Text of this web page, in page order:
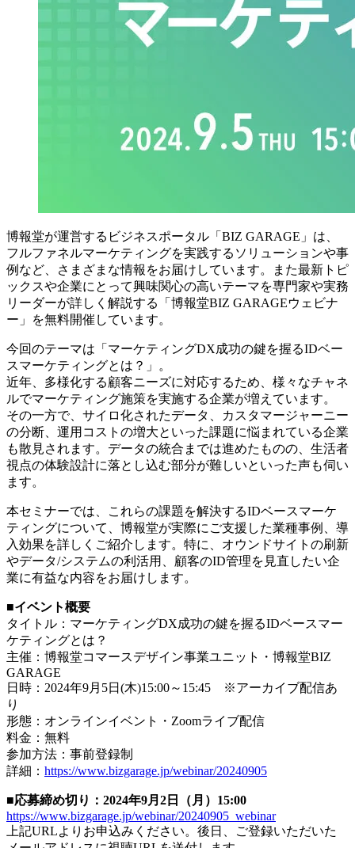
博報堂が運営するビジネスポータル「BIZ GARAGE」は、
フルファネルマーケティングを実践するソリューションや事
例など、さまざまな情報をお届けしています。また最新トピ
ックスや企業にとって興味関心の高いテーマを専門家や実務
リーダーが詳しく解説する「博報堂BIZ GARAGEウェビナ
ー」を無料開催しています。
今回のテーマは「マーケティングDX成功の鍵を握るIDベー
スマーケティングとは？」。
近年、多様化する顧客ニーズに対応するため、様々なチャネ
ルでマーケティング施策を実施する企業が増えています。
その一方で、サイロ化されたデータ、カスタマージャーニー
の分断、運用コストの増大といった課題に悩まれている企業
も散見されます。データの統合までは進めたものの、生活者
視点の体験設計に落とし込む部分が難しいといった声も伺い
ます。
本セミナーでは、これらの課題を解決するIDベースマーケ
ティングについて、博報堂が実際にご支援した業種事例、導
入効果を詳しくご紹介します。特に、オウンドサイトの刷新
やデータ/システムの利活用、顧客のID管理を見直したい企
業に有益な内容をお届けします。
■イベント概要
タイトル：マーケティングDX成功の鍵を握るIDベースマー
ケティングとは？
主催：博報堂コマースデザイン事業ユニット・博報堂BIZ
GARAGE
日時：2024年9月5日(木)15:00～15:45 ※アーカイブ配信あ
り
形態：オンラインイベント・Zoomライブ配信
料金：無料
参加方法：事前登録制
詳細： https://www.bizgarage.jp/webinar/20240905
■応募締め切り：2024年9月2日（月）15:00
https://www.bizgarage.jp/webinar/20240905_webinar
上記URLよりお申込みください。後日、ご登録いただいた